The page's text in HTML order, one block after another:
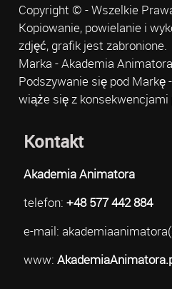
Copyright © - Wszelkie
Kopiowanie, powielanie i
zdjęć, grafik jest zabronione.
Marka - Akademia
Podszywanie się pod Markę
wiąże się z konsekwencjami
Kontakt
Akademia Animatora
telefon: +48 577 442 884
e-mail:
www: